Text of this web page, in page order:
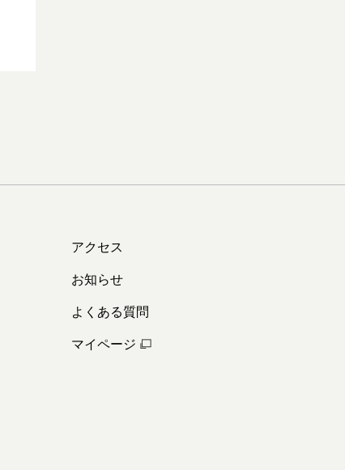
アクセス
お知らせ
よくある質問
マイページ